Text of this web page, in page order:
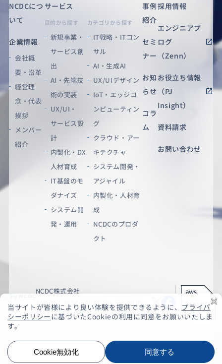
NCDCにつ
いて
企業情報
会社概
要・沿革
経営理
念・代表
挨拶
メンバー
紹介
サービス
目的から探す
新規事業・
サービス創
出
AI・先端技
術の実装
UX/UI・
サービス設
計
内製化・DX
人材育成
IT基盤のモ
ダナイズ
システム開
発・運用
カテゴリから探す
IT戦略・ITコン
サル
AI・生成AI
UX/UIデザイン
IoT・エッジコ
ンピューティン
グ
クラウド・アー
キテクチャ
システム開発・
アジャイル
内製化・人材育
成
NCDCのプロダ
クト
事例
紹介
セミ
ナー
お知
らせ
コラ
ム
採用情報
エンジニアブ
ログ
（Zenn）
お役立ち情報
（PJ
Insight）
資料請求
お問い合わせ
NCDC株式会社
Tel. 050-3852-6483 Fax. 03-6636-
9576
情報セキュリティ基本方針 個人情報保護方針 © NCDC Co., Ltd.